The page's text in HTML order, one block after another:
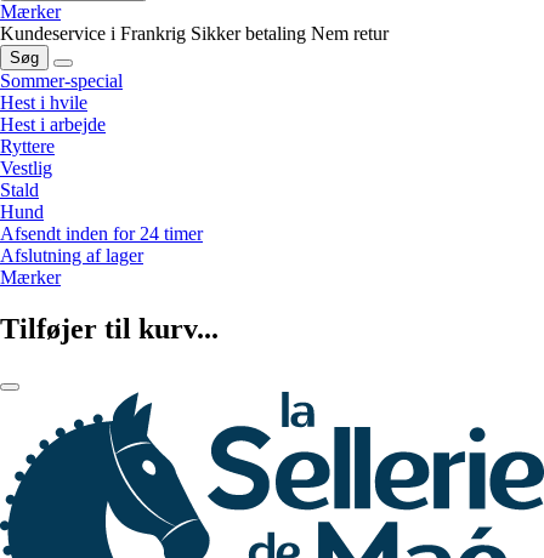
Mærker
Kundeservice i Frankrig Sikker betaling Nem retur
Søg
Sommer-special
Hest i hvile
Hest i arbejde
Ryttere
Vestlig
Stald
Hund
Afsendt inden for 24 timer
Afslutning af lager
Mærker
Tilføjer til kurv...